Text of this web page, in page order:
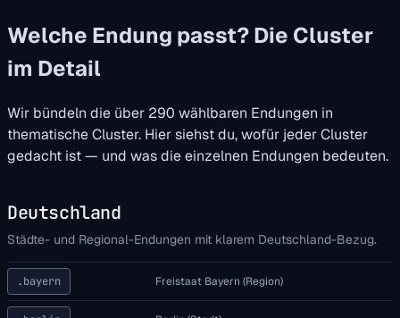
Welche Endung passt? Die Cluster
im Detail
Wir bündeln die über 290 wählbaren Endungen in
thematische Cluster. Hier siehst du, wofür jeder Cluster
gedacht ist — und was die einzelnen Endungen bedeuten.
Deutschland
Städte- und Regional-Endungen mit klarem Deutschland-Bezug.
.bayern Freistaat Bayern (Region)